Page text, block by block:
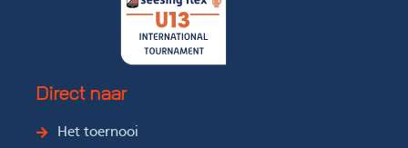
Direct naar
Het toernooi